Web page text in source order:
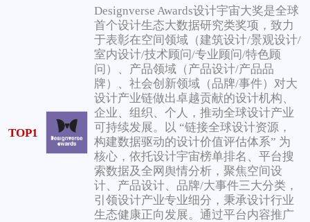
TOP1
Designverse Awards设计宇宙大奖是全球
首个设计生态大数据研究类奖项，致力
于表彰在空间领域（建筑设计/景观设计/
室内设计/技术顾问/专业顾问/特色顾
问）、产品领域（产品设计/产品品
牌）、社会创新领域（品牌/事件）对大
设计产业链做出卓越贡献的设计机构、
企业、组织、个人，推动全球设计产业
可持续发展。以 “链接全球设计资源，
构建数据驱动的设计价值评估体系” 为
核心，依托设计宇宙榜单排名、平台搜
索数据及全网舆情分析，聚焦空间设
计、产品设计、品牌/大事件三大分类，
引领设计产业专业细分，秉承设计行业
生态健康正向发展。通过平台内容推广